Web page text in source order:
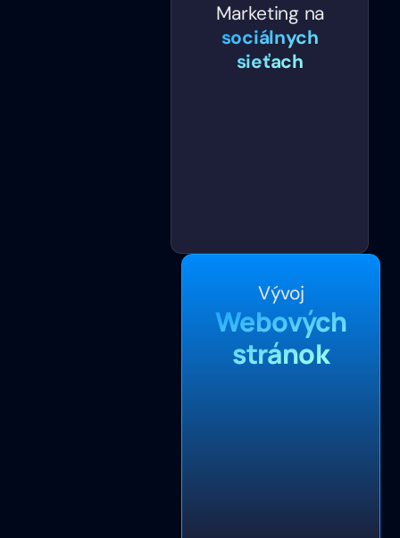
Marketing na
sociálnych
sieťach
Vývoj
Webových
stránok